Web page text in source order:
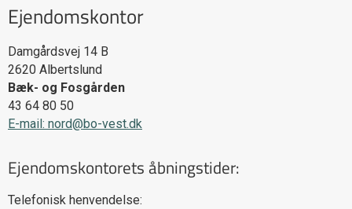
Ejendomskontor
Damgårdsvej 14 B
2620 Albertslund
Bæk- og Fosgården
43 64 80 50
E-mail: nord@bo-vest.dk
Ejendomskontorets åbningstider:
Telefonisk henvendelse: